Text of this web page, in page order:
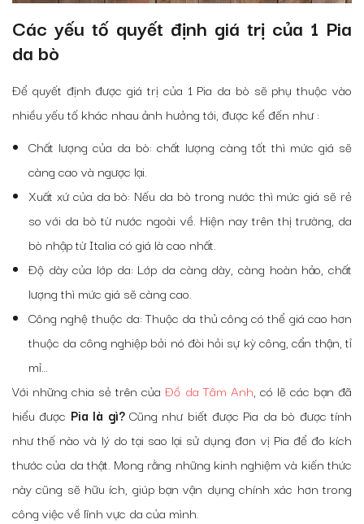
Các yếu tố quyết định giá trị của 1 Pia
da bò
Để quyết định được giá trị của 1 Pia da bò sẽ phụ thuộc vào
nhiều yếu tố khác nhau ảnh hưởng tới, được kể đến như :
Chất lượng của da bò: chất lượng càng tốt thì mức giá sẽ
càng cao và ngược lại.
Xuất xứ của da bò: Nếu da bò trong nước thì mức giá sẽ rẻ
so với da bò từ nước ngoài về. Hiện nay trên thị trường, da
bò nhập từ Italia có giá là cao nhất.
Độ dày của lớp da: Lớp da càng dày, càng hoàn hảo, chất
lượng thì mức giá sẽ càng cao.
Công nghệ thuộc da: Thuộc da thủ công có thể giá cao hơn
thuộc da công nghiệp bởi nó đòi hỏi sự kỳ công, cẩn thận, tỉ
mỉ…
Với những chia sẻ trên củaĐồ da Tâm Anh, có lẽ các bạn đã
hiểu được Pia là gì?Cũng như biết được Pia da bò được tính
như thế nào và lý do tại sao lại sử dụng đơn vị Pia để đo kích
thước của da thật. Mong rằng những kinh nghiệm và kiến thức
này cũng sẽ hữu ích, giúp bạn vận dụng chính xác hơn trong
công việc về lĩnh vực da của mình.